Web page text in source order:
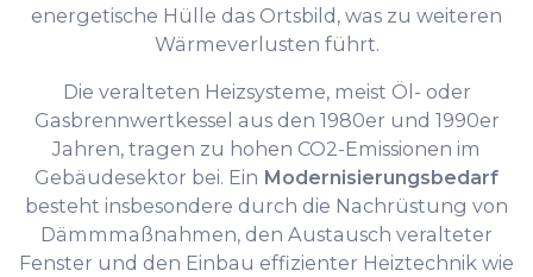
energetische Hülle das Ortsbild, was zu weiteren
Wärmeverlusten führt.
Die veralteten Heizsysteme, meist Öl- oder
Gasbrennwertkessel aus den 1980er und 1990er
Jahren, tragen zu hohen CO2-Emissionen im
Gebäudesektor bei. Ein Modernisierungsbedarf
besteht insbesondere durch die Nachrüstung von
Dämmmaßnahmen, den Austausch veralteter
Fenster und den Einbau effizienter Heiztechnik wie